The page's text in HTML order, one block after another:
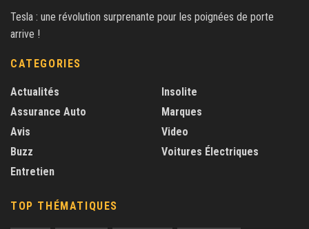
Tesla : une révolution surprenante pour les poignées de porte
arrive !
CATEGORIES
Actualités
Assurance Auto
Avis
Buzz
Entretien
Insolite
Marques
Video
Voitures Électriques
TOP THÉMATIQUES